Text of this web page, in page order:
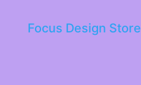
Focus Design Store